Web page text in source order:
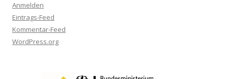
Anmelden
Eintrags-Feed
Kommentar-Feed
WordPress.org